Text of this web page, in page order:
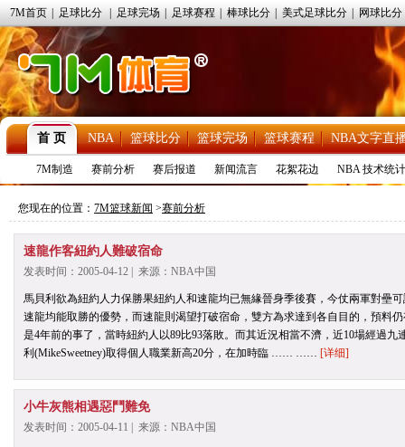
7M首页 足球比分 足球完场 足球赛程 棒球比分 美式足球比分 网球比分
首 页 NBA 篮球比分 篮球完场 篮球赛程 NBA文字直
7M制造 赛前分析 赛后报道 新闻流言 花絮花边 NBA 技术统计
您现在的位置： 7M篮球新闻 >赛前分析
速龍作客紐約人難破宿命
发表时间：2005-04-12 | 来源：NBA中国
馬貝利欲為紐約人力保勝果紐約人和速龍均已無緣晉身季後賽，今仗兩軍對壘
速龍均能取勝的優勢，而速龍則渴望打破宿命，雙方為求達到各自目的，預料
是4年前的事了，當時紐約人以89比93落敗。而其近況相當不濟，近10場經過
利(MikeSweetney)取得個人職業新高20分，在加時臨 …… …… [详细]
小牛灰熊相遇惡鬥難免
发表时间：2005-04-11 | 来源：NBA中国